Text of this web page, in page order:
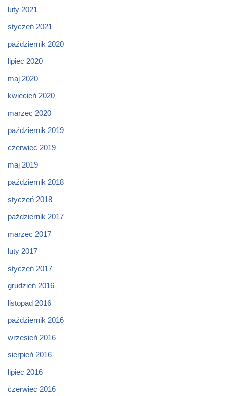
luty 2021
styczeń 2021
październik 2020
lipiec 2020
maj 2020
kwiecień 2020
marzec 2020
październik 2019
czerwiec 2019
maj 2019
październik 2018
styczeń 2018
październik 2017
marzec 2017
luty 2017
styczeń 2017
grudzień 2016
listopad 2016
październik 2016
wrzesień 2016
sierpień 2016
lipiec 2016
czerwiec 2016